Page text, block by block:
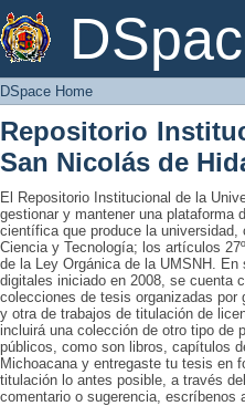
DSpace Home
DSpace Home
Repositorio
San Nicolás de
El Repositorio Institucional de la
gestionar y mantener una plataforma
científica que produce la
Ciencia y Tecnología; los artículos
de la Ley Orgánica de la UMSNH.
digitales iniciado en 2008, se cuenta
colecciones de tesis organizadas
y otra de trabajos de titulación de
incluirá una colección de otro tipo de
públicos, como son libros, capítulos
Michoacana y entregaste tu tesis en
titulación lo antes posible, a través
comentario o sugerencia, escríbenos